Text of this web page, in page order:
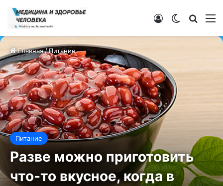
Switch skin
Войти
Главная/Питание
Питание
Разве можно приготовить
что-то вкусное, когда в